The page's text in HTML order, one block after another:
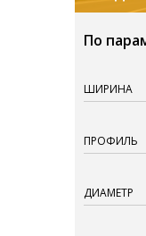
По
ШИРИНА
ПРОФИЛЬ
ДИАМЕТР